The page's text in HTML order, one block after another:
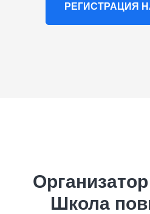
РЕГИСТРАЦИЯ
Школа